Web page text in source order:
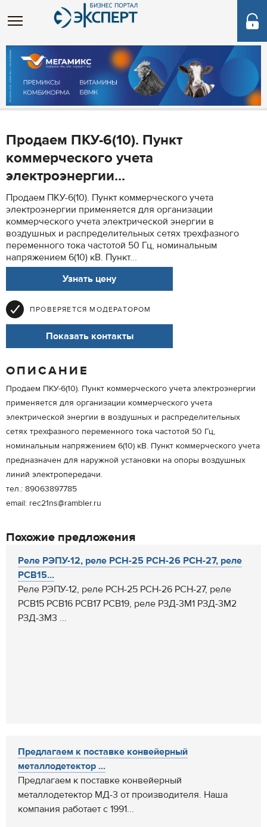
Продаем ПКУ-6(10). Пункт
коммерческого учета
электроэнергии...
Продаем ПКУ-6(10). Пункт коммерческого учета
электроэнергии применяется для организации
коммерческого учета электрической энергии в
воздушных и распределительных сетях трехфазного
переменного тока частотой 50 Гц, номинальным
напряжением 6(10) кВ. Пункт...
Узнать цену
ПРОВЕРЯЕТСЯ МОДЕРАТОРОМ
Показать контакты
ОПИСАНИЕ
Продаем ПКУ-6(10). Пункт коммерческого учета электроэнергии
применяется для организации коммерческого учета
электрической энергии в воздушных и распределительных
сетях трехфазного переменного тока частотой 50 Гц,
номинальным напряжением 6(10) кВ. Пункт коммерческого учета
предназначен для наружной установки на опоры воздушных
линий электропередачи.
тел.: 89063897785
email: rec21ns@rambler.ru
Похожие предложения
Реле РЭПУ-12, реле РСН-25 РСН-26 РСН-27, реле
РСВ15...
Реле РЭПУ-12, реле РСН-25 РСН-26 РСН-27, реле
РСВ15 РСВ16 РСВ17 РСВ19, реле РЗД-3М1 РЗД-3М2
РЗД-3М3 ...
Предлагаем к поставке конвейерный
металлодетектор ...
Предлагаем к поставке конвейерный
металлодетектор МД-3 от производителя. Наша
компания работает с 1991...